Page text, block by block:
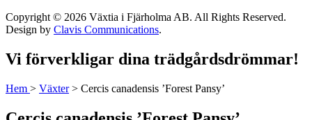
Copyright © 2026 Växtia i Fjärholma AB. All Rights Reserved.
Design by Clavis Communications.
Vi förverkligar dina trädgårdsdrömmar!
Hem > Växter> Cercis canadensis ’Forest Pansy’